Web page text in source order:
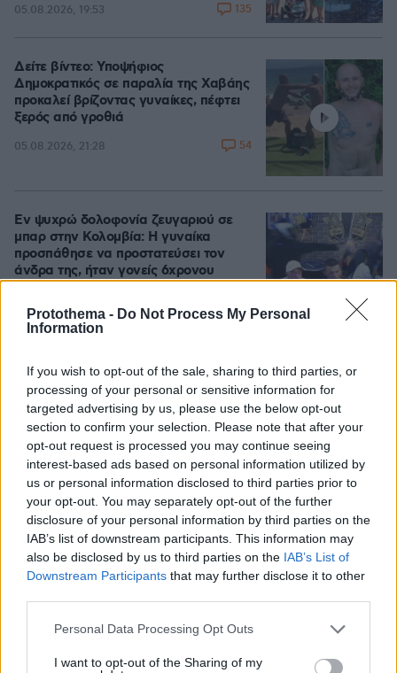
Protothema - Do Not Process My Personal
Information
If you wish to opt-out of the sale, sharing to third parties, or
processing of your personal or sensitive information for
targeted advertising by us, please use the below opt-out
section to confirm your selection. Please note that after your
opt-out request is processed you may continue seeing
interest-based ads based on personal information utilized by
us or personal information disclosed to third parties prior to
your opt-out. You may separately opt-out of the further
disclosure of your personal information by third parties on the
IAB’s list of downstream participants. This information may
also be disclosed by us to third parties on the IAB’s List of
Downstream Participants that may further disclose it to other
Please note that this website/app uses one or more Google
not limited to your visit or usage behaviour. You may click to
Personal Data Processing Opt Outs
I want to opt-out of the Sharing of my
05.08.2026, 19:53 135
Δείτε βίντεο: Υποψήφιος
Δημοκρατικός σε παραλία της Χαβάης
προκαλεί βρίζοντας γυναίκες, πέφτει
ξερός από γροθιά
05.08.2026, 21:28 54
Εν ψυχρώ δολοφονία ζευγαριού σε
μπαρ στην Κολομβία: Η γυναίκα
προσπάθησε να προστατεύσει τον
άνδρα της, ήταν γονείς 6χρονου
πριν μία ώρα 1
Αμπντούλ Ελ Σαγέντ: Ο
μουσουλμάνος γιατρός από το
Μίσιγκαν που κέρδισε το χρίσμα των
Δημοκρατικών, κόντρα στο ισχυρό
ισραηλινό λόμπι
05.08.2026, 19:24 182
Στα decks της Μυκόνου: Οι διάσημοι
dj, οι αμοιβές τους και οι sold out
ξέφρενες μέρες και νύχτες